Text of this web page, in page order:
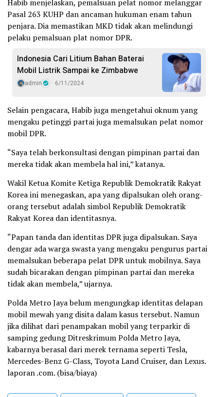
Habib menjelaskan, pemalsuan pelat nomor melanggar
Pasal 263 KUHP dan ancaman hukuman enam tahun
penjara. Dia memastikan MKD tidak akan melindungi
pelaku pemalsuan plat nomor DPR.
Indonesia Cari Litium Bahan Baterai
Mobil Listrik Sampai ke Zimbabwe
admin 6/11/2024
Selain pengacara, Habib juga mengetahui oknum yang
mengaku petinggi partai juga memalsukan pelat nomor
mobil DPR.
“Saya telah berkonsultasi dengan pimpinan partai dan
mereka tidak akan membela hal ini,” katanya.
Wakil Ketua Komite Ketiga Republik Demokratik Rakyat
Korea ini menegaskan, apa yang dipalsukan oleh orang-
orang tersebut adalah simbol Republik Demokratik
Rakyat Korea dan identitasnya.
“Papan tanda dan identitas DPR juga dipalsukan. Saya
dengar ada warga swasta yang mengaku pengurus partai
memalsukan beberapa pelat DPR untuk mobilnya. Saya
sudah bicarakan dengan pimpinan partai dan mereka
tidak akan membela,” ujarnya.
Polda Metro Jaya belum mengungkap identitas delapan
mobil mewah yang disita dalam kasus tersebut. Namun
jika dilihat dari penampakan mobil yang terparkir di
samping gedung Ditreskrimum Polda Metro Jaya,
kabarnya berasal dari merek ternama seperti Tesla,
Mercedes-Benz G-Class, Toyota Land Cruiser, dan Lexus.
laporan .com. (bisa/biaya)